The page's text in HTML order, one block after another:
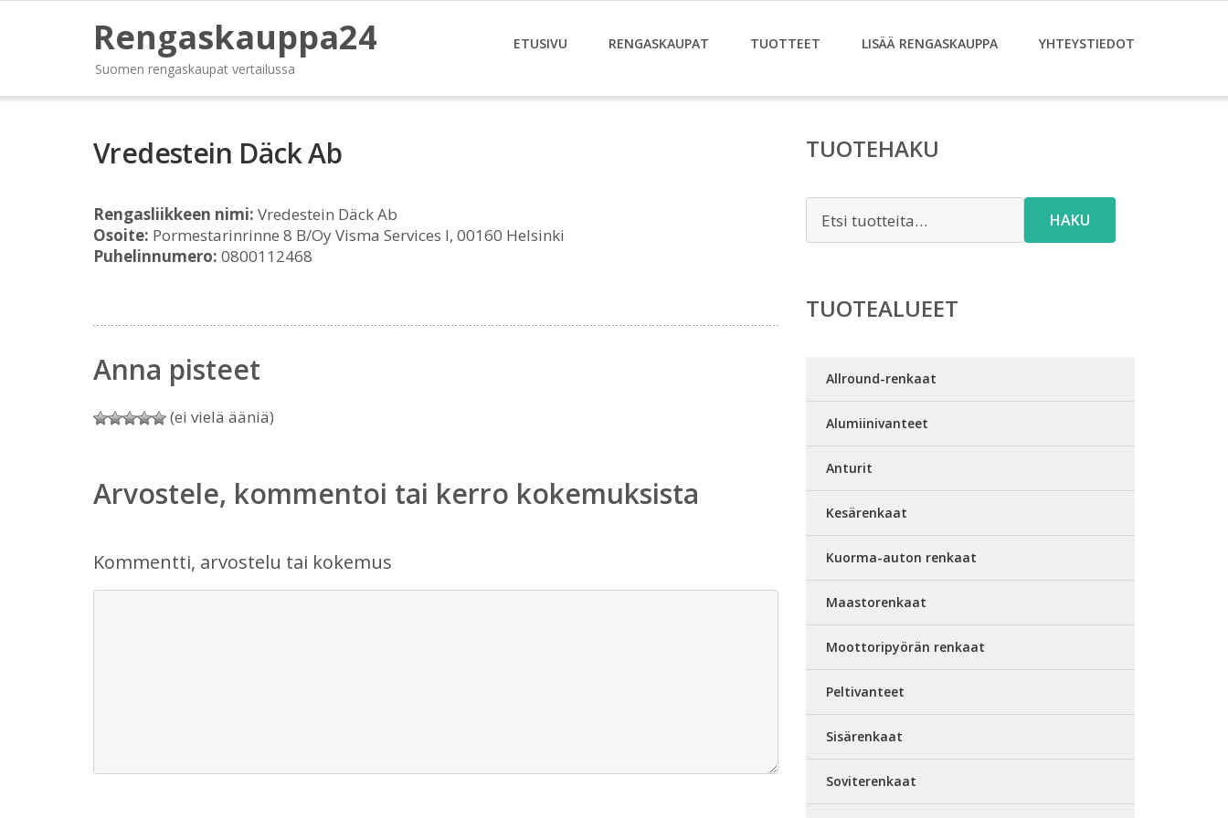
Rengaskauppa24
Suomen rengaskaupat vertailussa
ETUSIVU RENGASKAUPAT TUOTTEET LISÄÄ RENGASKAUPPA YHTEYSTIEDOT
Vredestein Däck Ab
Rengasliikkeen nimi: Vredestein Däck Ab
Osoite: Pormestarinrinne 8 B/Oy Visma Services I, 00160 Helsinki
Puhelinnumero: 0800112468
Anna pisteet
(ei vielä ääniä)
Arvostele, kommentoi tai kerro kokemuksista
Kommentti, arvostelu tai kokemus
TUOTEHAKU
HAKU
TUOTEALUEET
Allround-renkaat
Alumiinivanteet
Anturit
Kesärenkaat
Kuorma-auton renkaat
Maastorenkaat
Moottoripyörän renkaat
Peltivanteet
Sisärenkaat
Soviterenkaat